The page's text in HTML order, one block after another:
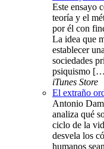
Este ensayo
teoría y el
por él con
La idea que
establecer
sociedades
psiquismo
iTunes Store
El extraño
Antonio
analiza qué
ciclo de la
desvela los
humanos